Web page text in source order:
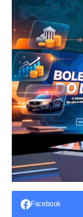
Facebook